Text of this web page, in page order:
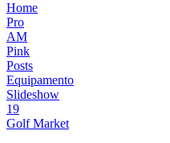
Home
Pro
AM
Pink
Posts
Equipamento
Slideshow
19
Golf Market